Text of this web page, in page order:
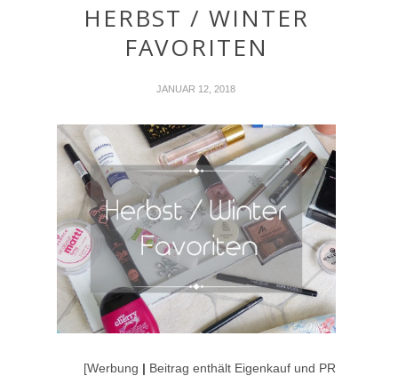
HERBST / WINTER
FAVORITEN
JANUAR 12, 2018
[Werbung | Beitrag enthält Eigenkauf und PR